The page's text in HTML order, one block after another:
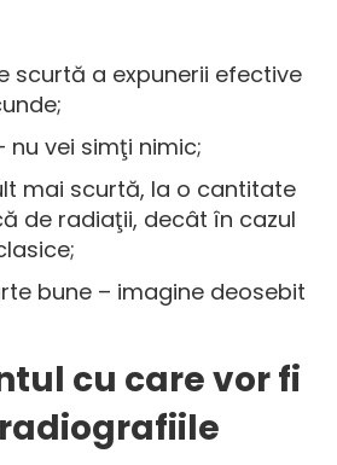
scurtă a expunerii efective
nu vei simţi nimic;
mai scurtă, la o cantitate
de radiaţii, decât în cazul
bune – imagine deosebit
cu care vor fi